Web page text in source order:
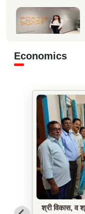
Economics
श्री विकास, व